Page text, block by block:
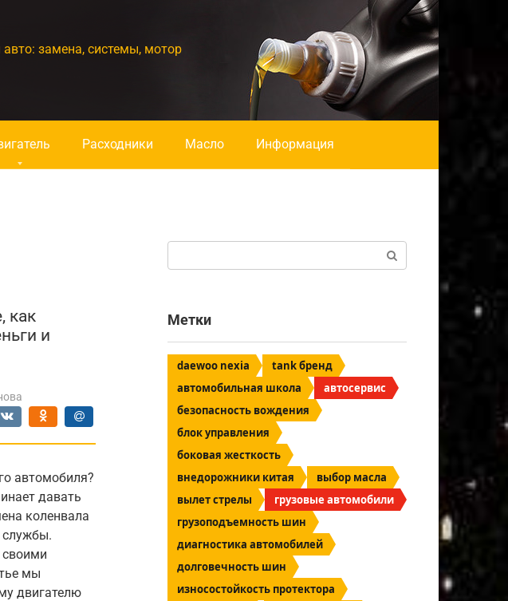
замена, системы, мотор
Расходники Масло Информация
как
и
автомобиля?
давать
коленвала
службы.
своими
мы
двигателю
Метки
daewoo nexia
tank бренд
автомобильная школа
автосервис
безопасность вождения
блок управления
боковая жесткость
внедорожники китая
выбор масла
вылет стрелы
грузовые автомобили
грузоподъемность шин
диагностика автомобилей
долговечность шин
износостойкость протектора